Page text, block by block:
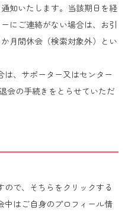
知いたします。当該期日を経
にご連絡がない場合は、お引
月間休会（検索対象外）とい
は、サポーター又はセンター
会の手続きをとらせていただ
で、そちらをクリックする
中はご自身のプロフィール情